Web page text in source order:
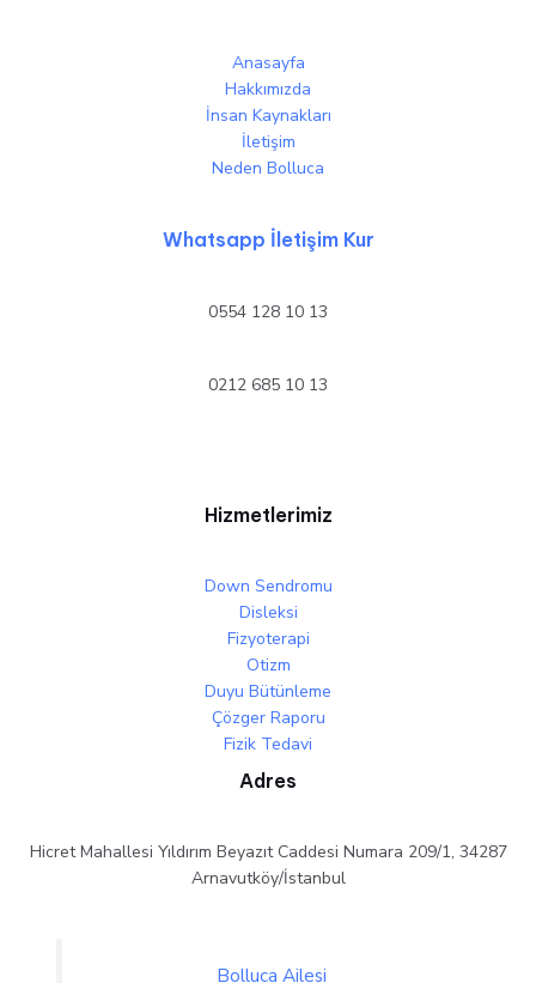
Anasayfa
Hakkımızda
İnsan Kaynakları
İletişim
Neden Bolluca
Whatsapp İletişim Kur
0554 128 10 13
0212 685 10 13
Hizmetlerimiz
Down Sendromu
Disleksi
Fizyoterapi
Otizm
Duyu Bütünleme
Çözger Raporu
Fizik Tedavi
Adres
Hicret Mahallesi Yıldırım Beyazıt Caddesi Numara 209/1, 34287
Arnavutköy/İstanbul
Bolluca Ailesi